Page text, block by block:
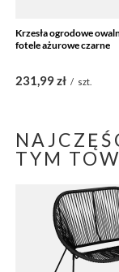
Krzesła ogrodowe
fotele ażurowe czarne
231,99 zł / szt.
TYM